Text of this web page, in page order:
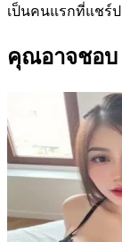
เป็นคนแรกที่แชร์
คุณอาจชอบ